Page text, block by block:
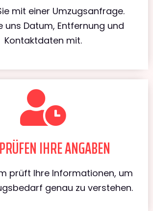
mit einer Umzugsanfrage.
uns Datum, Entfernung und
Kontaktdaten mit.
IHRE ANGABEN
prüft Ihre Informationen, um
genau zu verstehen.